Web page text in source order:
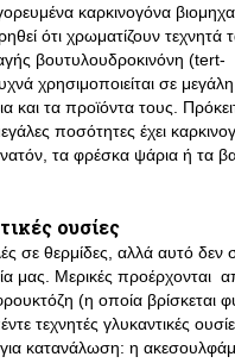
καρκινογόνα
ότι χρωματίζουν τεχνητά
βουτυλουδροκινόνη (tert-
χρησιμοποιείται σε
και τα προϊόντα τους.
ποσότητες έχει
τα φρέσκα ψάρια ή τα
ουσίες
σε θερμίδες, αλλά αυτό δεν
μας. Μερικές προέρχονται
(η οποία βρίσκεται
τεχνητές γλυκαντικές
κατανάλωση: η